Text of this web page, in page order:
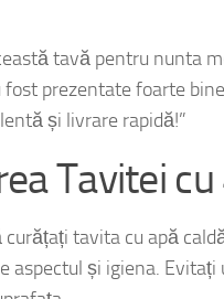
fost prezentate foarte
și livrare rapidă!”
Tavitei cu
curățați tavita cu apă
aspectul și igiena.